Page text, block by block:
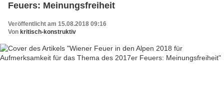
Feuers: Meinungsfreiheit
Veröffentlicht am 15.08.2018 09:16
Von kritisch-konstruktiv